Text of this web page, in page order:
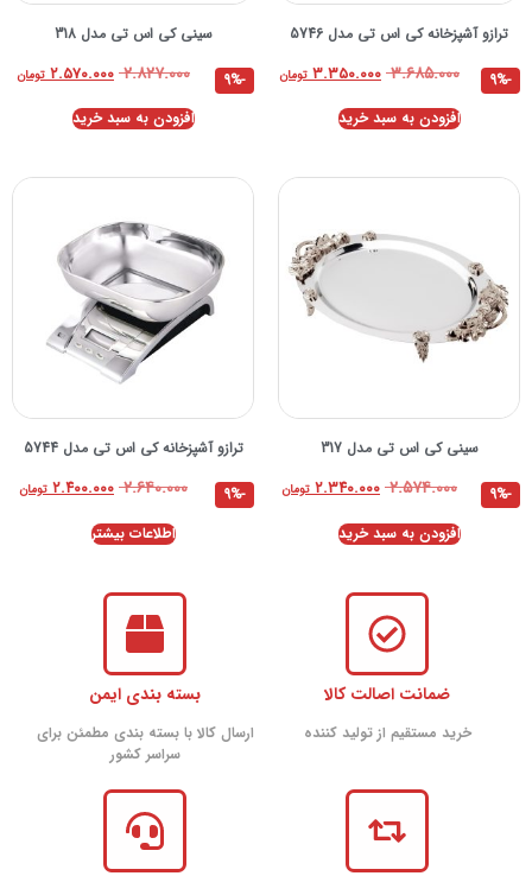
ترازو آشپزخانه كی اس تی مدل 5746
۳.۶۸۵.۰۰۰ ۳.۳۵۰.۰۰۰ تومان
-9%
افزودن به سبد خرید
سینی کی اس تی مدل 318
۲.۸۲۷.۰۰۰ ۲.۵۷۰.۰۰۰ تومان
-9%
افزودن به سبد خرید
سینی کی اس تی مدل 317
۲.۵۷۴.۰۰۰ ۲.۳۴۰.۰۰۰ تومان
-9%
افزودن به سبد خرید
ترازو آشپزخانه کی اس تی مدل 5744
۲.۶۴۰.۰۰۰ ۲.۴۰۰.۰۰۰ تومان
-9%
اطلاعات بیشتر
ضمانت اصالت کالا
خرید مستقیم از تولید کننده
بسته بندی ایمن
ارسال کالا با بسته بندی مطمئن برای
سراسر کشور